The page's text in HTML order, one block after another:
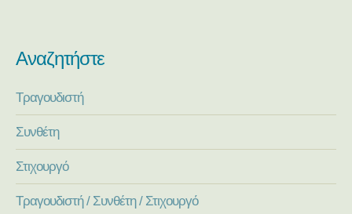
Αναζητήστε
Τραγουδιστή
Συνθέτη
Στιχουργό
Τραγουδιστή / Συνθέτη / Στιχουργό